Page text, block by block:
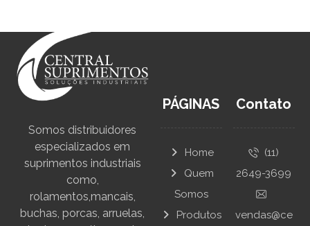
Somos distribuidores
especializados em
suprimentos industriais
como,
rolamentos,mancais,
buchas, porcas, arruelas,
PÁGINAS
Home
Quem
Somos
Produtos
Contato
(11)
2649-3699
vendas@ce